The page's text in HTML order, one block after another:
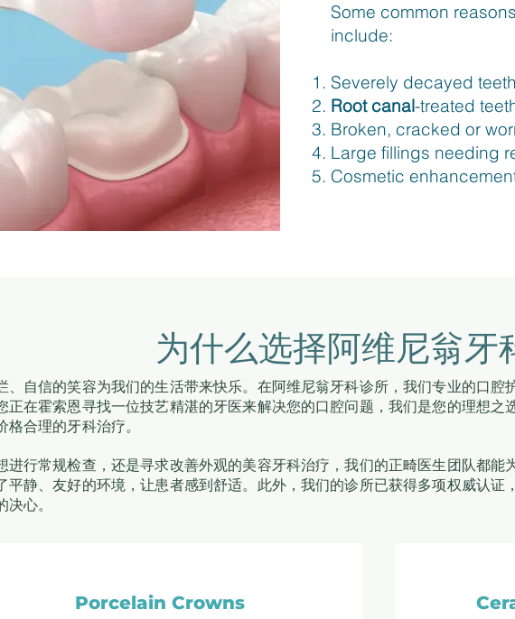
Some common
include:
Severely decayed teeth
Root canal-treated
Broken, cracked or
Large fillings needing
Cosmetic
为什么选择阿维尼翁牙
、自信的笑容为我们的生活带来快乐。在阿维尼翁牙科诊所，我们专业的口
正在霍索恩寻找一位技艺精湛的牙医来解决您的口腔问题，我们是您的理想
格合理的牙科治疗。
进行常规检查，还是寻求改善外观的美容牙科治疗，我们的正畸医生团队都能
平静、友好的环境，让患者感到舒适。此外，我们的诊所已获得多项权威认
心。
Porcelain Crowns